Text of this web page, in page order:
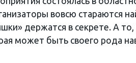
вовсю стараются
держатся в секрете. А то,
может быть своего рода